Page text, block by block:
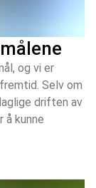
og vi er
Selv om
driften av
å kunne